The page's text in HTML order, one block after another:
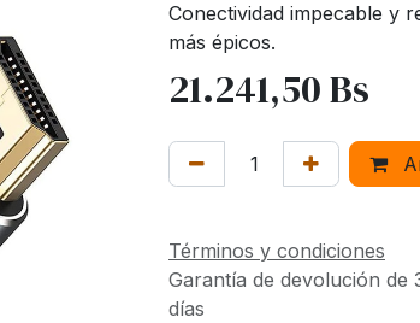
Conectividad impecable y
más épicos.
21.241,50Bs
Términos y condiciones
Garantía de devolución de
días